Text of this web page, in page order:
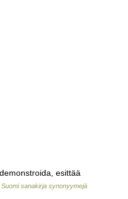
esittää
Suomi sanakirja synonyymejä